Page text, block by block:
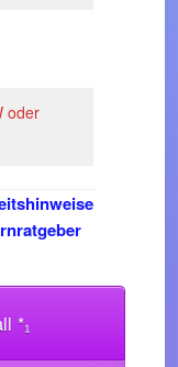
oder
*₁